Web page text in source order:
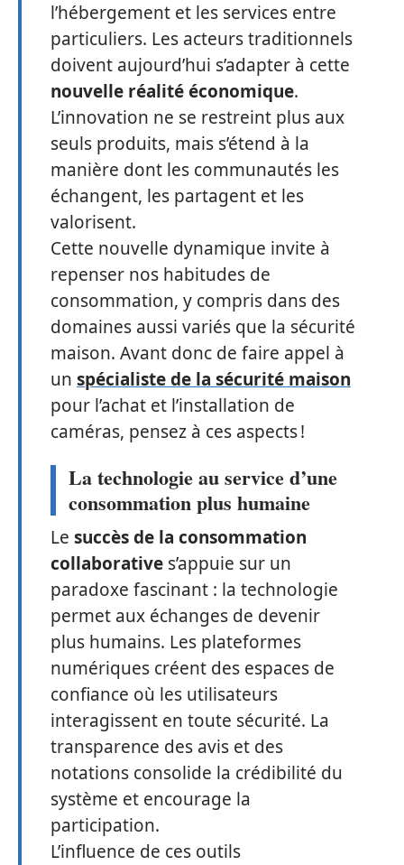
l’hébergement et les services entre
particuliers. Les acteurs traditionnels
doivent aujourd’hui s’adapter à cette
nouvelle réalité économique.
L’innovation ne se restreint plus aux
seuls produits, mais s’étend à la
manière dont les communautés les
échangent, les partagent et les
valorisent.
Cette nouvelle dynamique invite à
repenser nos habitudes de
consommation, y compris dans des
domaines aussi variés que la sécurité
maison. Avant donc de faire appel à
un spécialiste de la sécurité maison
pour l’achat et l’installation de
caméras, pensez à ces aspects !
La technologie au service d’une
consommation plus humaine
Le succès de la consommation
collaborative s’appuie sur un
paradoxe fascinant : la technologie
permet aux échanges de devenir
plus humains. Les plateformes
numériques créent des espaces de
confiance où les utilisateurs
interagissent en toute sécurité. La
transparence des avis et des
notations consolide la crédibilité du
système et encourage la
participation.
L’influence de ces outils